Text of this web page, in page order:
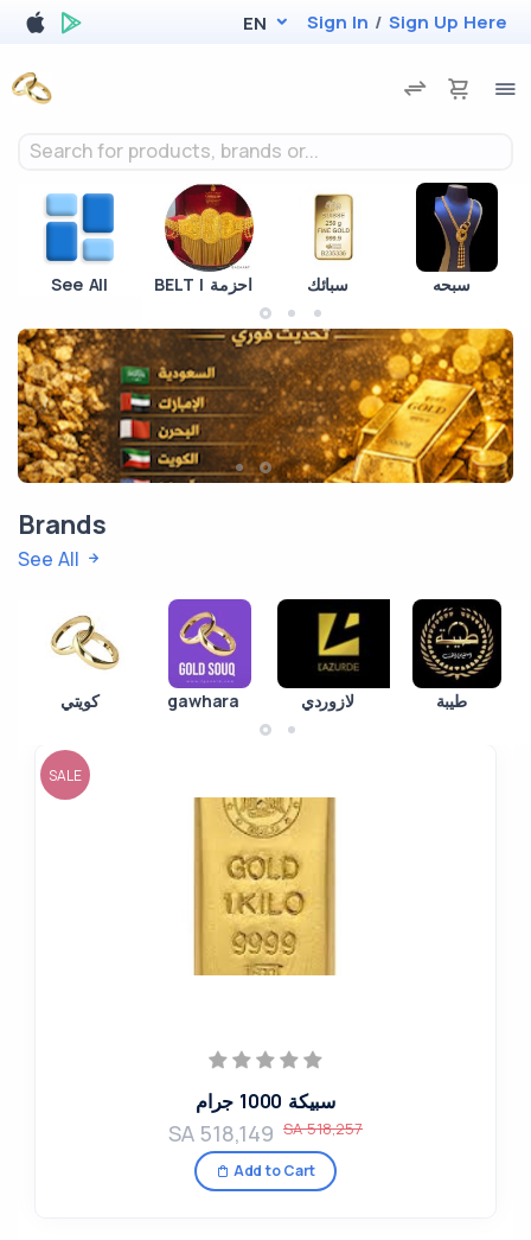
EN Sign In / Sign Up Here
Search for products, brands or...
See All BELT | احزمة سبائك سبحه
Brands
See All
كويتي gawhara لازوردي طيبة
SALE
سبيكة 1000 جرام
SA 518,149 SA 518,257
Add to Cart